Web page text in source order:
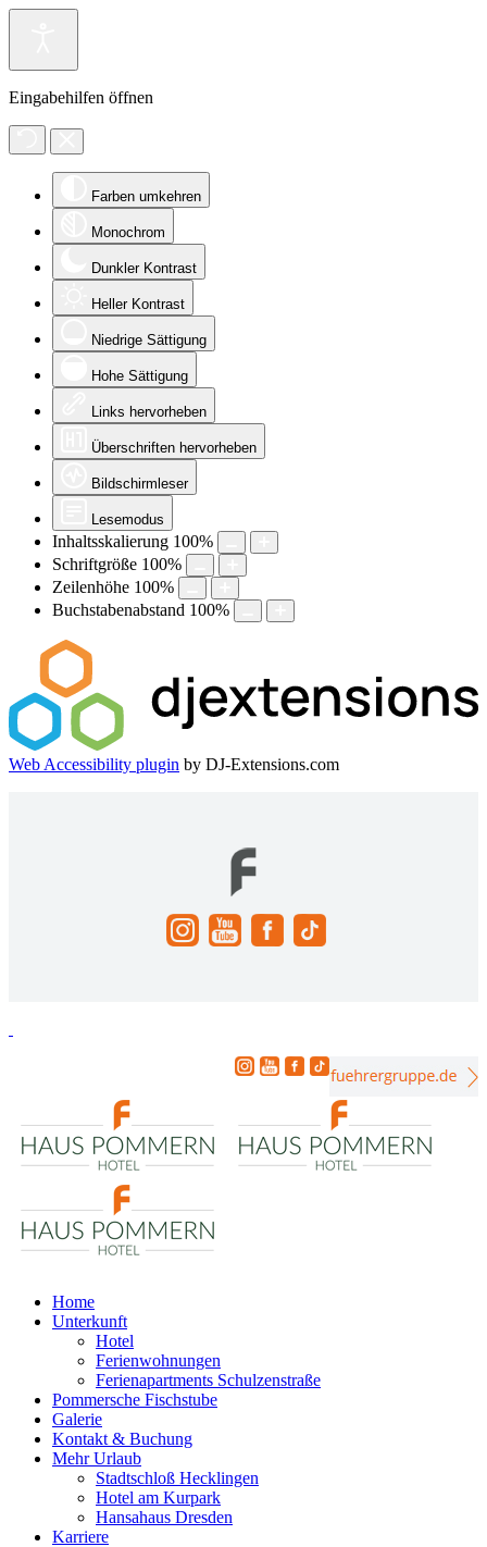
Eingabehilfen öffnen
Farben umkehren
Monochrom
Dunkler Kontrast
Heller Kontrast
Niedrige Sättigung
Hohe Sättigung
Links hervorheben
Überschriften hervorheben
Bildschirmleser
Lesemodus
Inhaltsskalierung 100%
Schriftgröße 100%
Zeilenhöhe 100%
Buchstabenabstand 100%
Web Accessibility plugin by DJ-Extensions.com
Home
Unterkunft
Hotel
Ferienwohnungen
Ferienapartments Schulzenstraße
Pommersche Fischstube
Galerie
Kontakt & Buchung
Mehr Urlaub
Stadtschloß Hecklingen
Hotel am Kurpark
Hansahaus Dresden
Karriere